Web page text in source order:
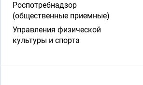
Роспотребнадзор
(общественные приемные)
Управления физической
культуры и спорта